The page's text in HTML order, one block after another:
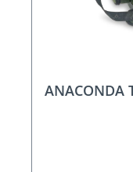
ANACONDA